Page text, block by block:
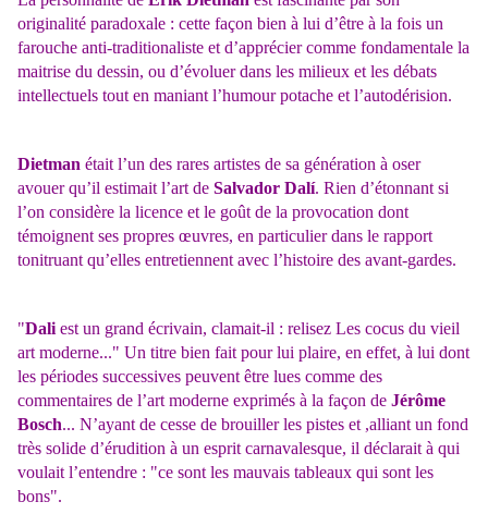
originalité paradoxale : cette façon bien à lui d’être à la fois un
farouche anti-traditionaliste et d’apprécier comme fondamentale la
maitrise du dessin, ou d’évoluer dans les milieux et les débats
intellectuels tout en maniant l’humour potache et l’autodérision.
Dietman était l’un des rares artistes de sa génération à oser
avouer qu’il estimait l’art de Salvador Dalí. Rien d’étonnant si
l’on considère la licence et le goût de la provocation dont
témoignent ses propres œuvres, en particulier dans le rapport
tonitruant qu’elles entretiennent avec l’histoire des avant-gardes.
"Dali est un grand écrivain, clamait-il : relisez Les cocus du vieil
art moderne..." Un titre bien fait pour lui plaire, en effet, à lui dont
les périodes successives peuvent être lues comme des
commentaires de l’art moderne exprimés à la façon de Jérôme
Bosch... N’ayant de cesse de brouiller les pistes et ,alliant un fond
très solide d’érudition à un esprit carnavalesque, il déclarait à qui
voulait l’entendre : "ce sont les mauvais tableaux qui sont les
bons".